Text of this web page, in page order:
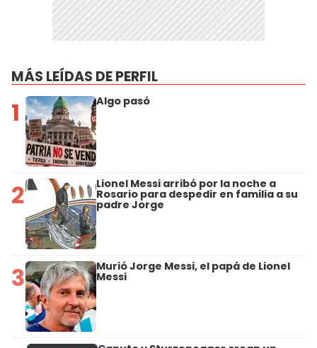
MÁS LEÍDAS DE PERFIL
1 Algo pasó
2 Lionel Messi arribó por la noche a
Rosario para despedir en familia a su
padre Jorge
3 Murió Jorge Messi, el papá de Lionel
Messi